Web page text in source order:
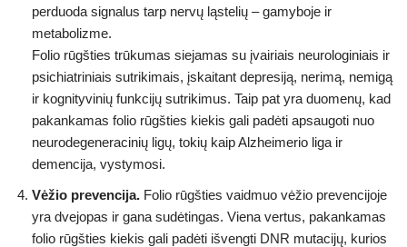
perduoda signalus tarp nervų ląstelių – gamyboje ir
metabolizme.
Folio rūgšties trūkumas siejamas su įvairiais neurologiniais ir
psichiatriniais sutrikimais, įskaitant depresiją, nerimą, nemigą
ir kognityvinių funkcijų sutrikimus. Taip pat yra duomenų, kad
pakankamas folio rūgšties kiekis gali padėti apsaugoti nuo
neurodegeneracinių ligų, tokių kaip Alzheimerio liga ir
demencija, vystymosi.
Vėžio prevencija. Folio rūgšties vaidmuo vėžio prevencijoje
yra dvejopas ir gana sudėtingas. Viena vertus, pakankamas
folio rūgšties kiekis gali padėti išvengti DNR mutacijų, kurios